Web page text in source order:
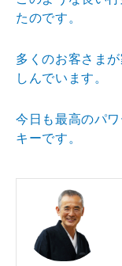
たのです。
多くのお客さま
しんでいます。
今日も最高のパ
キーです。